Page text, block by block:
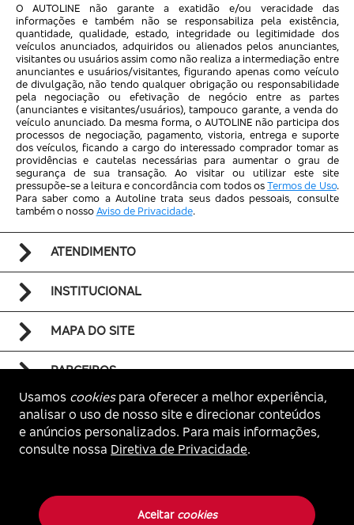
O AUTOLINE não garante a exatidão e/ou veracidade das
informações e também não se responsabiliza pela existência,
quantidade, qualidade, estado, integridade ou legitimidade dos
veículos anunciados, adquiridos ou alienados pelos anunciantes,
visitantes ou usuários assim como não realiza a intermediação entre
anunciantes e usuários/visitantes, figurando apenas como veículo
de divulgação, não tendo qualquer obrigação ou responsabilidade
pela negociação ou efetivação de negócio entre as partes
(anunciantes e visitantes/usuários), tampouco garante, a venda do
veículo anunciado. Da mesma forma, o AUTOLINE não participa dos
processos de negociação, pagamento, vistoria, entrega e suporte
dos veículos, ficando a cargo do interessado comprador tomar as
providências e cautelas necessárias para aumentar o grau de
segurança de sua transação. Ao visitar ou utilizar este site
pressupõe-se a leitura e concordância com todos osTermos de Uso.
Para saber como a Autoline trata seus dados pessoais, consulte
também o nossoAviso de Privacidade.
ATENDIMENTO
INSTITUCIONAL
MAPA DO SITE
PARCEIROS
Voltar ao topo
Usamos cookiespara oferecer a melhor experiência,
analisar o uso de nosso site e direcionar conteúdos
e anúncios personalizados. Para mais informações,
consulte nossa Diretiva de Privacidade.
Aceitar cookies